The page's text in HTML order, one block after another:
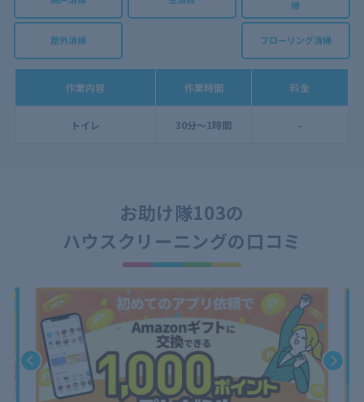
掃
屋外清掃 フローリング清掃
作業内容 作業時間 料金
トイレ 30分～1時間 -
お助け隊103の
ハウスクリーニングの口コミ